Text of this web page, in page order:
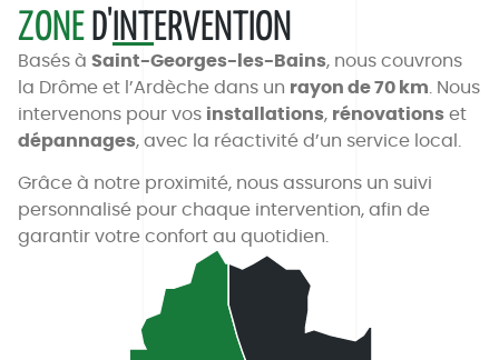
ZONE D'INT ERVENTION
Basés à Saint-Georges-les-Bains, nous couvrons
la Drôme et l’Ardèche dans un rayon de 70 km . Nous
intervenons pour vos installations, rénovations et
dépannages, avec la réactivité d’un service local.
Grâce à notre proximité, nous assurons un suivi
personnalisé pour chaque intervention, afin de
garantir votre confort au quotidien.